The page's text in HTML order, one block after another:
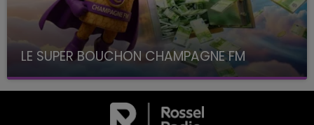
LE SUPER BOUCHON CHAMPAGNE FM
avec La Famille Champagne FM, à 8H10